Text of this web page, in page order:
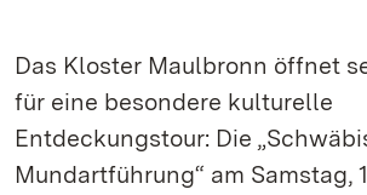
Das Kloster Maulbronn öffnet
für eine besondere kulturelle
Entdeckungstour: Die
Mundartführung“ am Samstag,